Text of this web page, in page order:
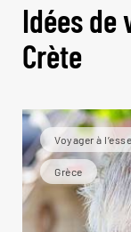
Idées de
Crète
Voyager à
Grèce